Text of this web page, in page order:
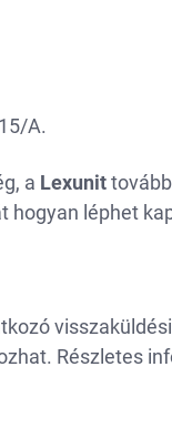
A.
a Lexunit
hogyan léphet
Részletes